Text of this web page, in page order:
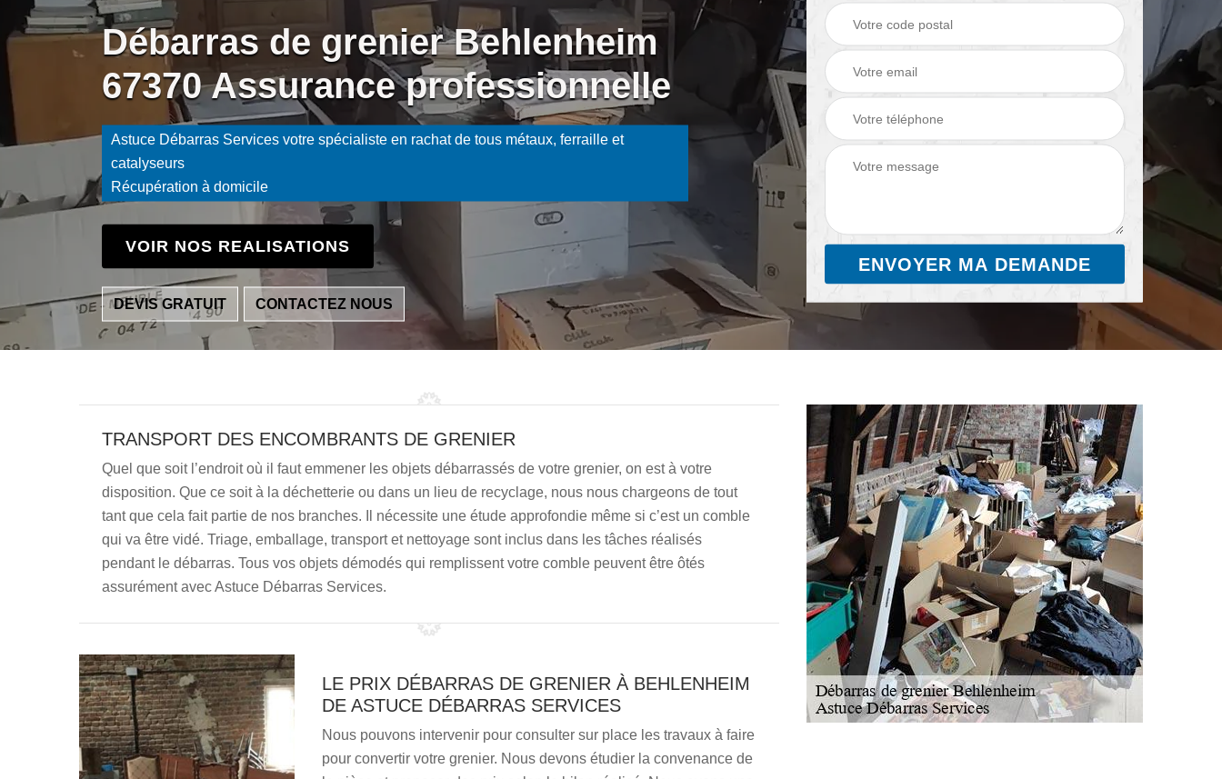
Débarras de grenier Behlenheim
67370 Assurance professionnelle
Astuce Débarras Services votre spécialiste en rachat de tous métaux, ferraille et
catalyseurs
Récupération à domicile
VOIR NOS REALISATIONS
DEVIS GRATUIT CONTACTEZ NOUS
TRANSPORT DES ENCOMBRANTS DE GRENIER
Quel que soit l’endroit où il faut emmener les objets débarrassés de votre grenier, on est à votre
disposition. Que ce soit à la déchetterie ou dans un lieu de recyclage, nous nous chargeons de tout
tant que cela fait partie de nos branches. Il nécessite une étude approfondie même si c’est un comble
qui va être vidé. Triage, emballage, transport et nettoyage sont inclus dans les tâches réalisés
pendant le débarras. Tous vos objets démodés qui remplissent votre comble peuvent être ôtés
assurément avec Astuce Débarras Services.
LE PRIX DÉBARRAS DE GRENIER À BEHLENHEIM
DE ASTUCE DÉBARRAS SERVICES
Nous pouvons intervenir pour consulter sur place les travaux à faire
pour convertir votre grenier. Nous devons étudier la convenance de